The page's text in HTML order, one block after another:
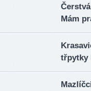
Mám
třpytky